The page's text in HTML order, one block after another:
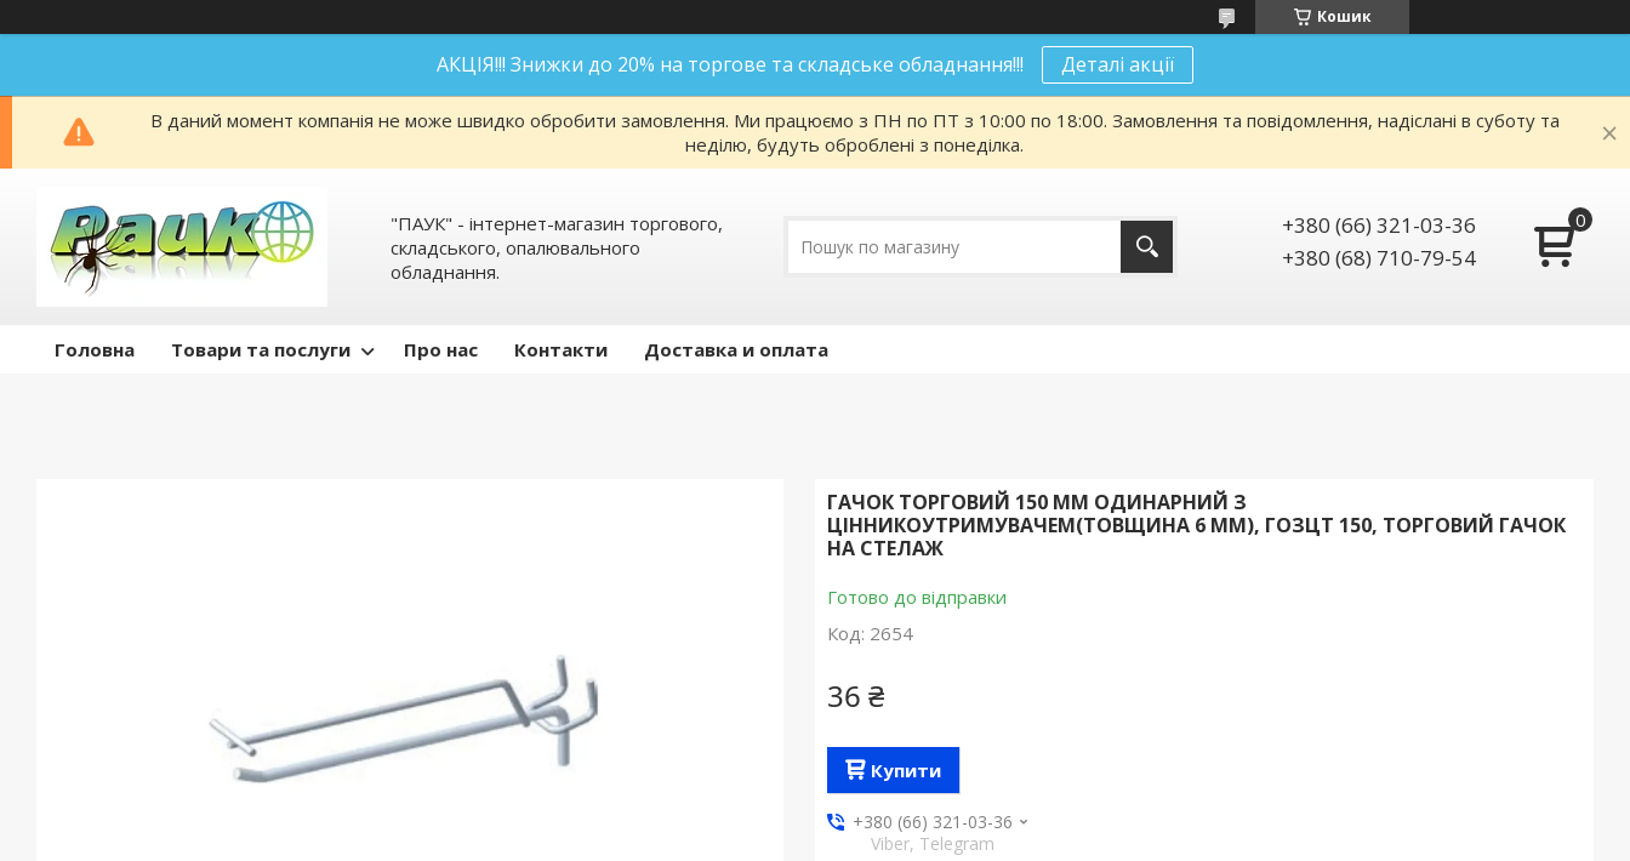
Кошик
АКЦІЯ!!! Знижки до 20% на торгове та складське обладнання!!! Деталі акції
В даний момент компанія не може швидко обробити замовлення. Ми працюємо з ПН по ПТ з 10:00 по 18:00. Замовлення та повідомлення, надіслані в суботу та
неділю, будуть оброблені з понеділка.
"ПАУК" - інтернет-магазин торгового,
складського, опалювального
обладнання.
+380 (66) 321-03-36
+380 (68) 710-79-54
Головна Товари та послуги Про нас Контакти Доставка и оплата
ГАЧОК ТОРГОВИЙ 150 ММ ОДИНАРНИЙ З
ЦІННИКОУТРИМУВАЧЕМ(ТОВЩИНА 6 ММ), ГОЗЦТ 150, ТОРГОВИЙ ГАЧОК
НА СТЕЛАЖ
Готово до відправки
Код: 2654
36 ₴
Купити
+380 (66) 321-03-36
Viber, Telegram